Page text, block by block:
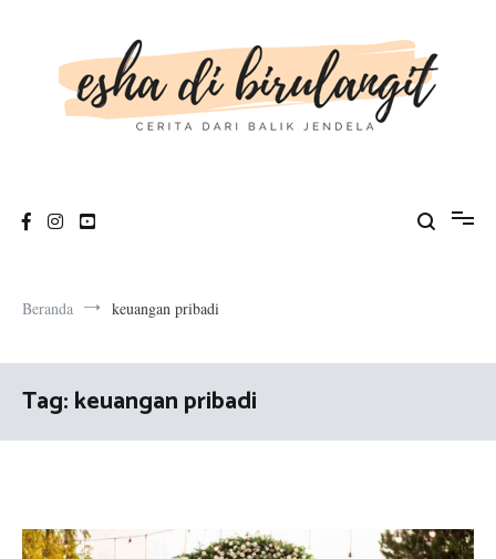
Beranda keuangan pribadi
Tag:keuangan pribadi